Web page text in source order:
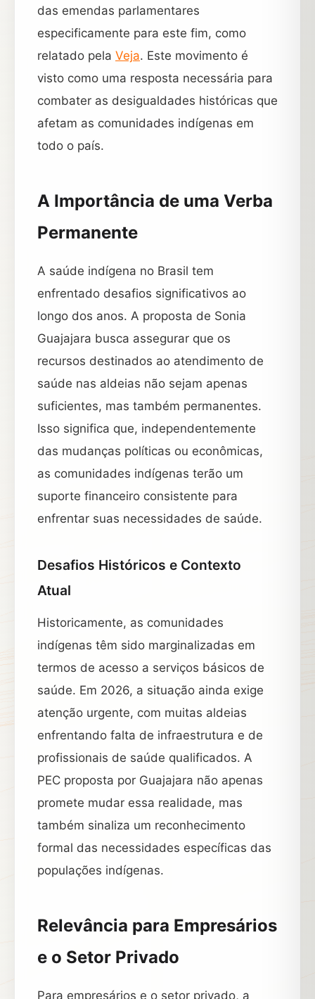
das emendas parlamentares
especificamente para este fim, como
relatado pela Veja. Este movimento é
visto como uma resposta necessária para
combater as desigualdades históricas que
afetam as comunidades indígenas em
todo o país.
A Importância de uma Verba
Permanente
A saúde indígena no Brasil tem
enfrentado desafios significativos ao
longo dos anos. A proposta de Sonia
Guajajara busca assegurar que os
recursos destinados ao atendimento de
saúde nas aldeias não sejam apenas
suficientes, mas também permanentes.
Isso significa que, independentemente
das mudanças políticas ou econômicas,
as comunidades indígenas terão um
suporte financeiro consistente para
enfrentar suas necessidades de saúde.
Desafios Históricos e Contexto
Atual
Historicamente, as comunidades
indígenas têm sido marginalizadas em
termos de acesso a serviços básicos de
saúde. Em 2026, a situação ainda exige
atenção urgente, com muitas aldeias
enfrentando falta de infraestrutura e de
profissionais de saúde qualificados. A
PEC proposta por Guajajara não apenas
promete mudar essa realidade, mas
também sinaliza um reconhecimento
formal das necessidades específicas das
populações indígenas.
Relevância para Empresários
e o Setor Privado
Para empresários e o setor privado, a